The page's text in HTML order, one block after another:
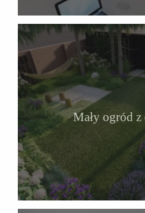
Mały ogród